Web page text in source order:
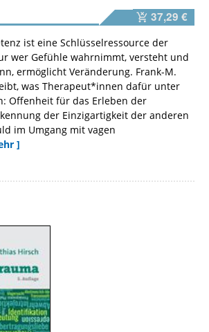
37,29 €
ist eine Schlüsselressource der
wer Gefühle wahrnimmt, versteht und
ermöglicht Veränderung. Frank-M.
was Therapeut*innen dafür unter
Offenheit für das Erleben der
der Einzigartigkeit der anderen
im Umgang mit vagen
]